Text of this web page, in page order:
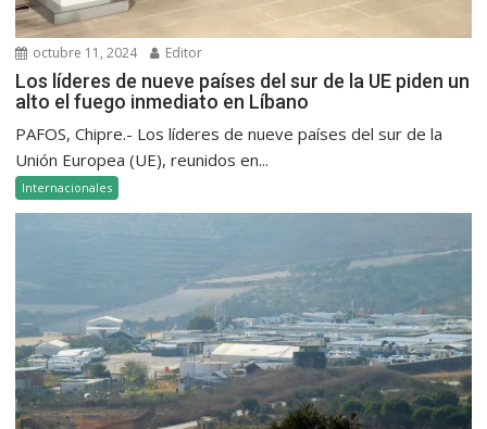
octubre 11, 2024 Editor
Los líderes de nueve países del sur de la UE piden un
alto el fuego inmediato en Líbano
PAFOS, Chipre.- Los líderes de nueve países del sur de la
Unión Europea (UE), reunidos en...
Internacionales